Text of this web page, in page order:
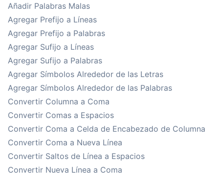
Añadir Palabras Malas
Agregar Prefijo a Líneas
Agregar Prefijo a Palabras
Agregar Sufijo a Líneas
Agregar Sufijo a Palabras
Agregar Símbolos Alrededor de las Letras
Agregar Símbolos Alrededor de las Palabras
Convertir Columna a Coma
Convertir Comas a Espacios
Convertir Coma a Celda de Encabezado de Columna
Convertir Coma a Nueva Línea
Convertir Saltos de Línea a Espacios
Convertir Nueva Línea a Coma